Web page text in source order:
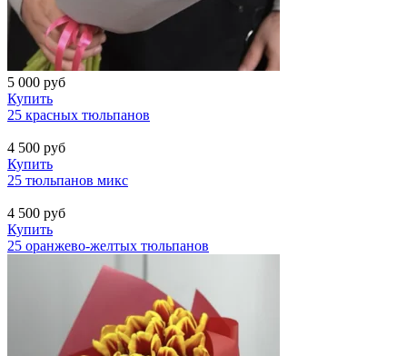
5 000 руб
Купить
25 красных тюльпанов
4 500 руб
Купить
25 тюльпанов микс
4 500 руб
Купить
25 оранжево-желтых тюльпанов